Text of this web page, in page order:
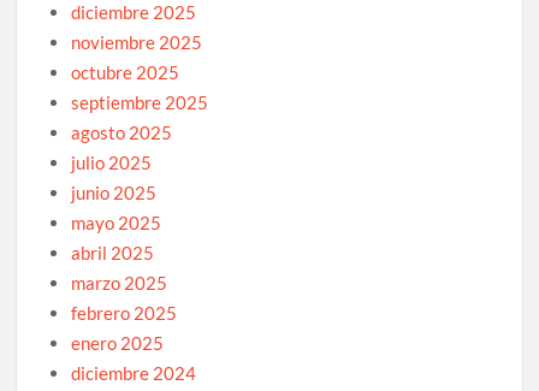
diciembre 2025
noviembre 2025
octubre 2025
septiembre 2025
agosto 2025
julio 2025
junio 2025
mayo 2025
abril 2025
marzo 2025
febrero 2025
enero 2025
diciembre 2024